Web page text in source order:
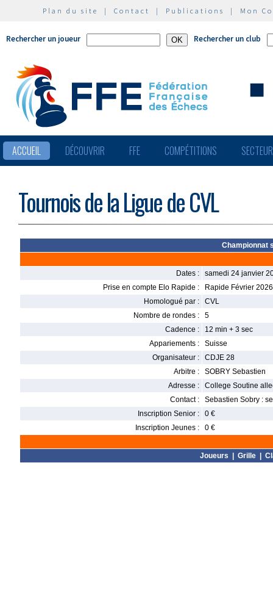
Plan du site | Contact | Publications | Mon
Rechercher un joueur Rechercher un club
ACCUEIL DÉCOUVRIR FFE COMPÉTITIONS
Tournois de la Ligue de CVL
Championnat
Dates :
samedi 24 janvier
Prise en compte Elo Rapide :
Rapide Février 2026
Homologué par :
CVL
Nombre de rondes :
5
Cadence :
12 min + 3 sec
Appariements :
Suisse
Organisateur :
CDJE 28
Arbitre :
SOBRY Sebastien
Adresse :
College Soutine
Contact :
Sebastien Sobry :
Inscription Senior :
0 €
Inscription Jeunes :
0 €
Joueurs Grille|